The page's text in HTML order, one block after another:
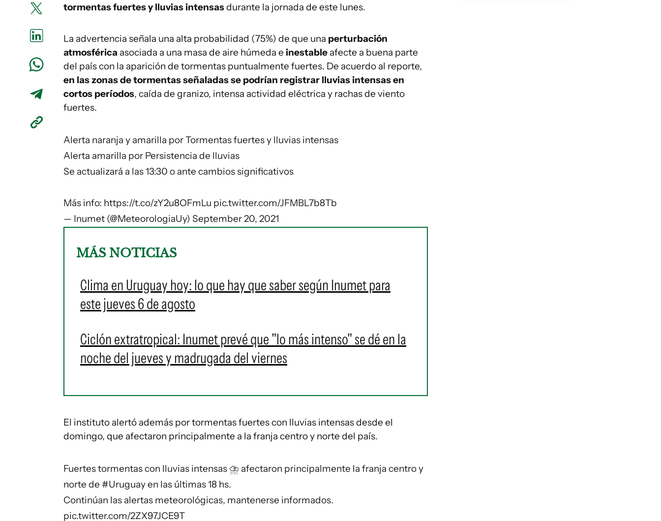
tormentas fuertes y lluvias intensasdurante la jornada de este lunes.
La advertencia señala una alta probabilidad (75%) de que una perturbación
atmosférica asociada a una masa de aire húmeda e inestable afecte a buena parte
del país con la aparición de tormentas puntualmente fuertes. De acuerdo al reporte,
en las zonas de tormentas señaladas se podrían registrar lluvias intensas en
cortos períodos, caída de granizo, intensa actividad eléctrica y rachas de viento
fuertes.
Alerta naranja y amarilla por Tormentas fuertes y lluvias intensas
Alerta amarilla por Persistencia de lluvias
Se actualizará a las 13:30 o ante cambios significativos
Más info: https://t.co/zY2u8OFmLu pic.twitter.com/JFMBL7b8Tb
— Inumet (@MeteorologiaUy) September 20, 2021
MÁS NOTICIAS
Clima en Uruguay hoy: lo que hay que saber según Inumet para
este jueves 6 de agosto
Ciclón extratropical: Inumet prevé que "lo más intenso" se dé en la
noche del jueves y madrugada del viernes
El instituto alertó además por tormentas fuertes con lluvias intensas desde el
domingo, que afectaron principalmente a la franja centro y norte del país.
Fuertes tormentas con lluvias intensas ⛈️️ afectaron principalmente la franja centro y
norte de #Uruguayen las últimas 18 hs.
Continúan las alertas meteorológicas, mantenerse informados.
pic.twitter.com/2ZX97JCE9T